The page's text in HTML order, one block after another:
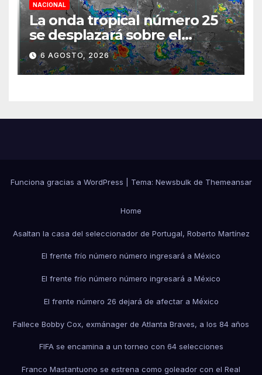
NACIONAL
La onda tropical número 25
se desplazará sobre el
sureste mexicano
6 AGOSTO, 2026
Funciona gracias a WordPress Tema: Newsbulkde Themeansar
Home
Asaltan la casa del seleccionador de Portugal, Roberto Martínez
El frente frío número número ingresará a México
El frente frío número número ingresará a México
El frente número 26 dejará de afectar a México
Fallece Bobby Cox, exmánager de Atlanta Braves, a los 84 años
FIFA se encamina a un torneo con 64 selecciones
Franco Mastantuono se estrena como goleador con el Real